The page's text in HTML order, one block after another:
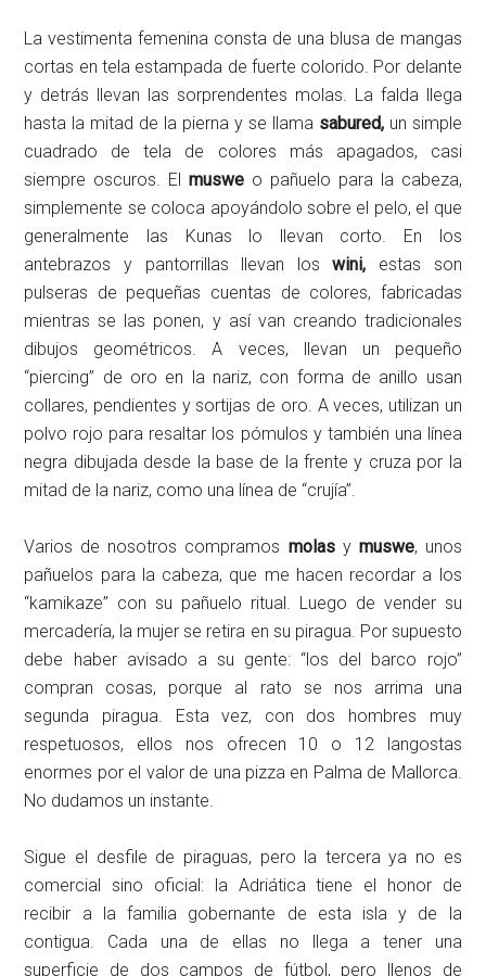
La vestimenta femenina consta de una blusa de mangas
cortas en tela estampada de fuerte colorido. Por delante
y detrás llevan las sorprendentes molas. La falda llega
hasta la mitad de la pierna y se llama sabured,un simple
cuadrado de tela de colores más apagados, casi
siempre oscuros. Elmuswe o pañuelo para la cabeza,
simplemente se coloca apoyándolo sobre el pelo, el que
generalmente las Kunas lo llevan corto. En los
antebrazos y pantorrillas llevan loswini, estas son
pulseras de pequeñas cuentas de colores, fabricadas
mientras se las ponen, y así van creando tradicionales
dibujos geométricos. A veces, llevan un pequeño
“piercing” de oro en la nariz, con forma de anillo usan
collares, pendientes y sortijas de oro. A veces, utilizan un
polvo rojo para resaltar los pómulos y también una línea
negra dibujada desde la base de la frente y cruza por la
mitad de la nariz, como una línea de “crujía”.
Varios de nosotros compramos molas y muswe, unos
pañuelos para la cabeza, que me hacen recordar a los
“kamikaze” con su pañuelo ritual. Luego de vender su
mercadería, la mujer se retira en su piragua. Por supuesto
debe haber avisado a su gente: “los del barco rojo”
compran cosas, porque al rato se nos arrima una
segunda piragua. Esta vez, con dos hombres muy
respetuosos, ellos nos ofrecen 10 o 12 langostas
enormes por el valor de una pizza en Palma de Mallorca.
No dudamos un instante.
Sigue el desfile de piraguas, pero la tercera ya no es
comercial sino oficial: la Adriática tiene el honor de
recibir a la familia gobernante de esta isla y de la
contigua. Cada una de ellas no llega a tener una
superficie de dos campos de fútbol, pero llenos de